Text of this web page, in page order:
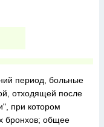
период, больные
отходящей после
при котором
бронхов; общее